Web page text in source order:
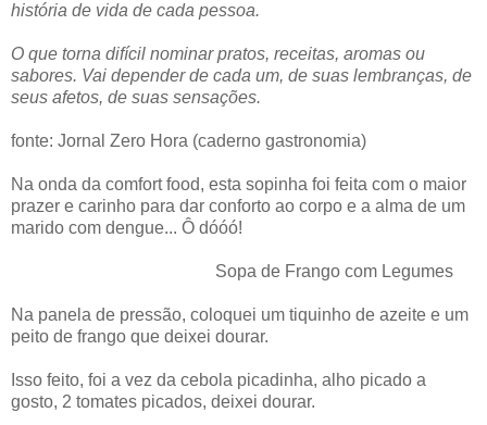
história de vida de cada pessoa.
O que torna difícil nominar pratos, receitas, aromas ou
sabores. Vai depender de cada um, de suas lembranças, de
seus afetos, de suas sensações.
fonte: Jornal Zero Hora (caderno gastronomia)
Na onda da comfort food, esta sopinha foi feita com o maior
prazer e carinho para dar conforto ao corpo e a alma de um
marido com dengue... Ô dóóó!
Sopa de Frango com Legumes
Na panela de pressão, coloquei um tiquinho de azeite e um
peito de frango que deixei dourar.
Isso feito, foi a vez da cebola picadinha, alho picado a
gosto, 2 tomates picados, deixei dourar.